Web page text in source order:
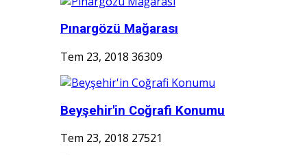
Pınargözü Mağarası
Tem 23, 2018 36309
Beyşehir'in Coğrafi Konumu
Tem 23, 2018 27521